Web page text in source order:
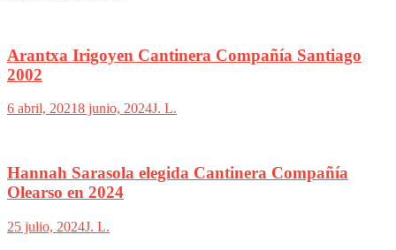
Arantxa Irigoyen Cantinera Compañía Santiago
2002
6 abril, 20218 junio, 2024J. L.
Hannah Sarasola elegida Cantinera Compañía
Olearso en 2024
25 julio, 2024J. L.